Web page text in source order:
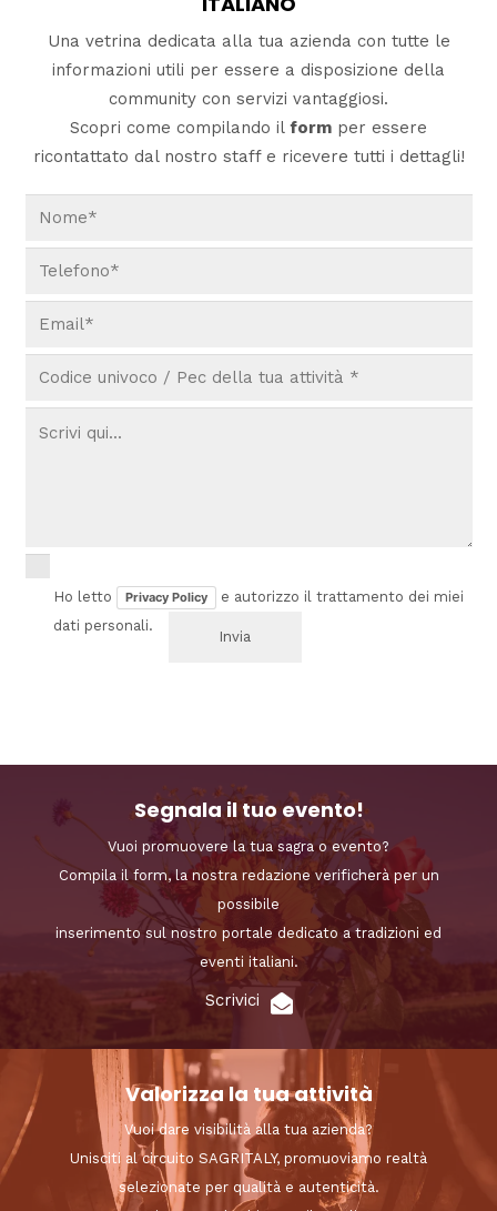
Una vetrina dedicata alla tua azienda con tutte le
informazioni utili per essere a disposizione della
community con servizi vantaggiosi.
Scopri come compilando il form per essere
ricontattato dal nostro staff e ricevere tutti i dettagli!
Ho letto Privacy Policy
e autorizzo il trattamento dei miei
dati personali.
Segnala il tuo evento!
Vuoi promuovere la tua sagra o evento?
Compila il form, la nostra redazione verificherà per un
possibile
inserimento sul nostro portale dedicato a tradizioni ed
eventi italiani.
Scrivici
Valorizza la tua attività
Vuoi dare visibilità alla tua azienda?
Unisciti al circuito SAGRITALY, promuoviamo realtà
selezionate per qualità e autenticità.